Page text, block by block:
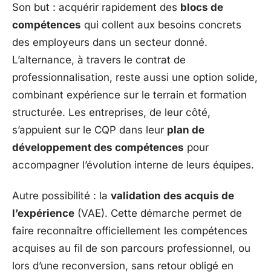
Son but : acquérir rapidement des blocs de
compétences qui collent aux besoins concrets
des employeurs dans un secteur donné.
L’alternance, à travers le contrat de
professionnalisation, reste aussi une option solide,
combinant expérience sur le terrain et formation
structurée. Les entreprises, de leur côté,
s’appuient sur le CQP dans leur plan de
développement des compétences pour
accompagner l’évolution interne de leurs équipes.
Autre possibilité : la validation des acquis de
l’expérience (VAE). Cette démarche permet de
faire reconnaître officiellement les compétences
acquises au fil de son parcours professionnel, ou
lors d’une reconversion, sans retour obligé en